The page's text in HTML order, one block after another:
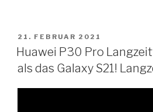
VERÖFFENTLICHT
AM
21. FEBRUAR 2021
Huawei P30 Pro
als das Galaxy S21!